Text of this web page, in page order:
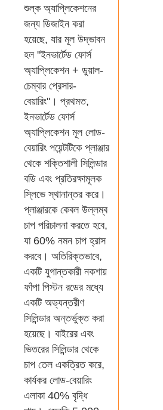
শুল্ক অ্যাপ্লিকেশনের
জন্য ডিজাইন করা
হয়েছে, যার মূল উদ্ভাবন
হল "ইনভার্টেড ফোর্স
অ্যাপ্লিকেশন + ডুয়াল-
চেম্বার প্রেসার-
বেয়ারিং"। প্রথমত,
ইনভার্টেড ফোর্স
অ্যাপ্লিকেশন মূল লোড-
বেয়ারিং পয়েন্টটিকে প্লাঞ্জার
থেকে শক্তিশালী সিলিন্ডার
বডি এবং প্রতিরক্ষামূলক
স্লিভে স্থানান্তর করে।
প্লাঞ্জারকে কেবল উল্লম্ব
চাপ পরিচালনা করতে হবে,
যা 60% নমন চাপ হ্রাস
করবে। অতিরিক্তভাবে,
একটি যুগান্তকারী নকশায়
ফাঁপা পিস্টন রডের মধ্যে
একটি অভ্যন্তরীণ
সিলিন্ডার অন্তর্ভুক্ত করা
হয়েছে। বাইরের এবং
ভিতরের সিলিন্ডার থেকে
চাপ তেল একত্রিত করে,
কার্যকর লোড-বেয়ারিং
এলাকা 40% বৃদ্ধি